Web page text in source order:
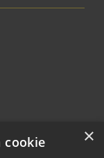
×
cookie